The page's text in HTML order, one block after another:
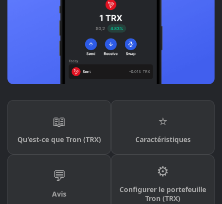
📖
Qu'est-ce que Tron (TRX)
⭐
Caractéristiques
💬
Avis
⚙️
Configurer le portefeuille
Tron (TRX)